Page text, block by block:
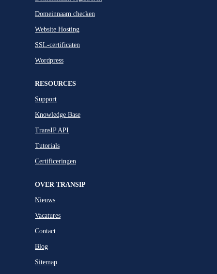
Domeinnaam checken
Website Hosting
SSL-certificaten
Wordpress
RESOURCES
Support
Knowledge Base
TransIP API
Tutorials
Certificeringen
OVER TRANSIP
Nieuws
Vacatures
Contact
Blog
Sitemap